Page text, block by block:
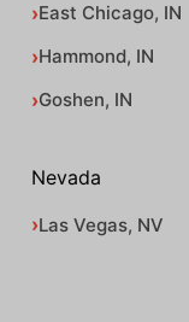
East Chicago, IN
Hammond, IN
Goshen, IN
Nevada
Las Vegas, NV